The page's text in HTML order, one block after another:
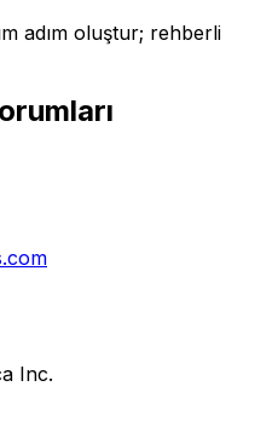
adım oluştur; rehberli
Inc.